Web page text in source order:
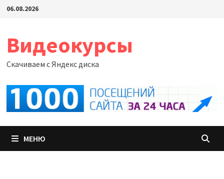
Перейти
06.08.2026
Видеокурсы
Скачиваем с Яндекс диска
МЕНЮ